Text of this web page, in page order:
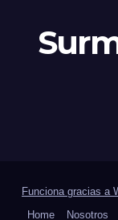
Funciona gracias a
Home
Nosotros